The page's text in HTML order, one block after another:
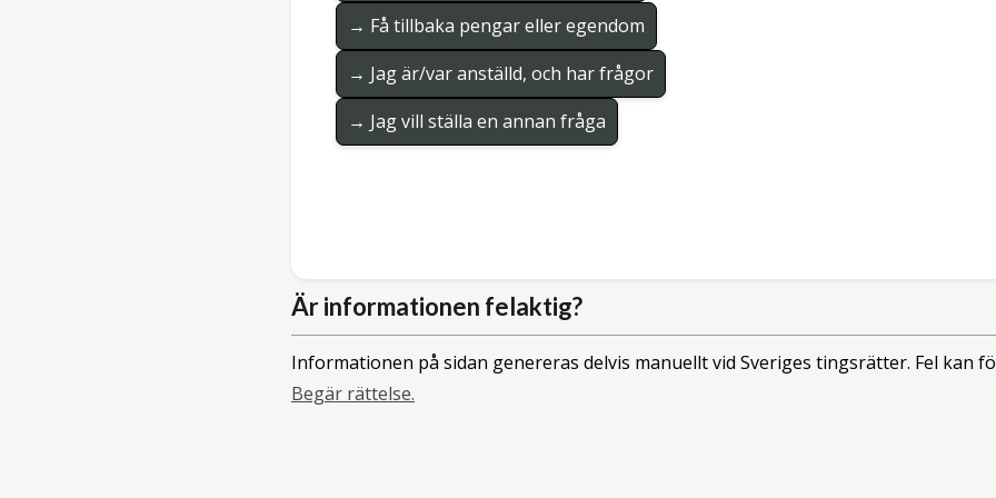
→ Få tillbaka pengar eller egendom
→ Jag är/var anställd, och har frågor
→ Jag vill ställa en annan fråga
Är informationen felaktig?
Informationen på sidan genereras delvis manuellt vid Sveriges tingsrätter. Fel kan
Begär rättelse.